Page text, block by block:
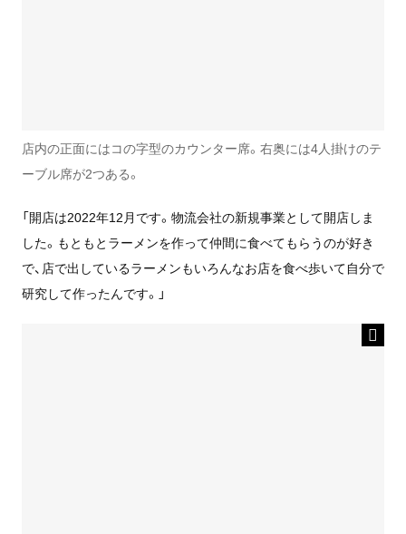
店内の正面にはコの字型のカウンター席。右奥には4人掛けのテ
ーブル席が2つある。
「開店は2022年12月です。物流会社の新規事業として開店しま
した。もともとラーメンを作って仲間に食べてもらうのが好き
で、店で出しているラーメンもいろんなお店を食べ歩いて自分で
研究して作ったんです。」